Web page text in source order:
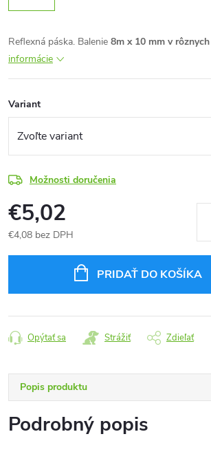
Reflexná páska. Balenie 8m x 10 mm v
informácie
Variant
Možnosti doručenia
€5,02
€4,08 bez DPH
PRIDAŤ DO KOŠÍKA
Opýtať sa Strážiť Zdieľať
Popis produktu
Podrobný popis